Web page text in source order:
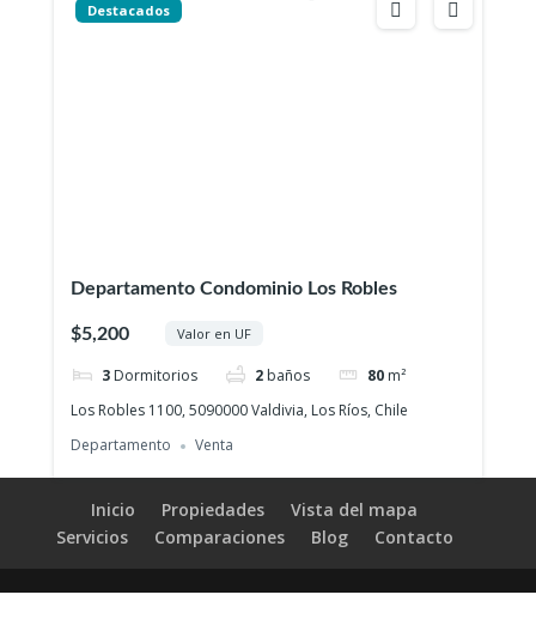
Destacados
Departamento Condominio Los Robles
$5,200 Valor en UF
3 Dormitorios 2 baños 80 m²
Los Robles 1100, 5090000 Valdivia, Los Ríos, Chile
Departamento
Venta
Inicio Propiedades
Vista del mapa
Servicios
Comparaciones Blog Contacto